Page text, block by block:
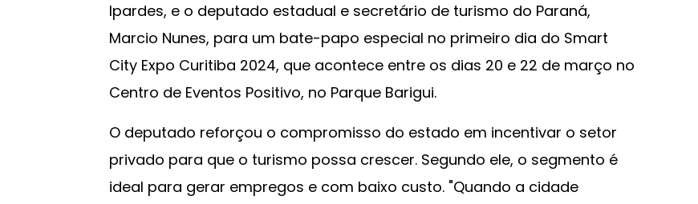
Ipardes, e o deputado estadual e secretário de turismo do Paraná,
Marcio Nunes, para um bate-papo especial no primeiro dia do Smart
City Expo Curitiba 2024, que acontece entre os dias 20 e 22 de março no
Centro de Eventos Positivo, no Parque Barigui.
O deputado reforçou o compromisso do estado em incentivar o setor
privado para que o turismo possa crescer. Segundo ele, o segmento é
ideal para gerar empregos e com baixo custo. "Quando a cidade